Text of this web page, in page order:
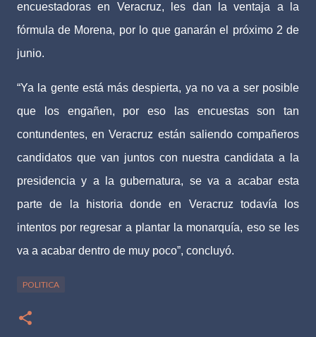
encuestadoras en Veracruz, les dan la ventaja a la
fórmula de Morena, por lo que ganarán el próximo 2 de
junio.
“Ya la gente está más despierta, ya no va a ser posible
que los engañen, por eso las encuestas son tan
contundentes, en Veracruz están saliendo compañeros
candidatos que van juntos con nuestra candidata a la
presidencia y a la gubernatura, se va a acabar esta
parte de la historia donde en Veracruz todavía los
intentos por regresar a plantar la monarquía, eso se les
va a acabar dentro de muy poco”, concluyó.
POLITICA